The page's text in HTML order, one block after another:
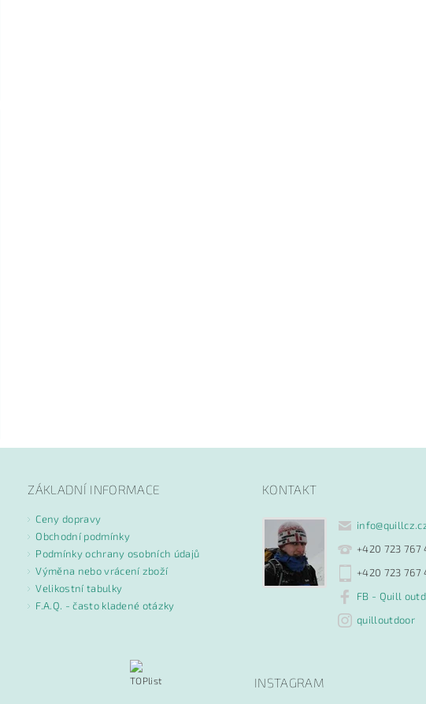
ZÁKLADNÍ INFORMACE
Ceny dopravy
Obchodní podmínky
Podmínky ochrany osobních údajů
Výměna nebo vrácení zboží
Velikostní tabulky
F.A.Q. - často kladené otázky
KONTAKT
info@
+420 723 767
+420 723 767
FB - Quill
quilloutdoor
INSTAGRAM